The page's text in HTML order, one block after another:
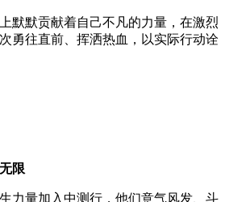
默默贡献着自己不凡的力量，在激烈
勇往直前、挥洒热血，以实际行动诠
限
力量加入中测行，他们意气风发、斗